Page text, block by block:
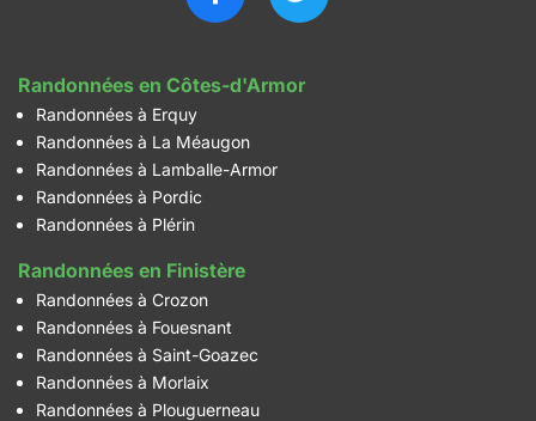
Randonnées en Côtes-d'Armor
Randonnées à Erquy
Randonnées à La Méaugon
Randonnées à Lamballe-Armor
Randonnées à Pordic
Randonnées à Plérin
Randonnées en Finistère
Randonnées à Crozon
Randonnées à Fouesnant
Randonnées à Saint-Goazec
Randonnées à Morlaix
Randonnées à Plouguerneau